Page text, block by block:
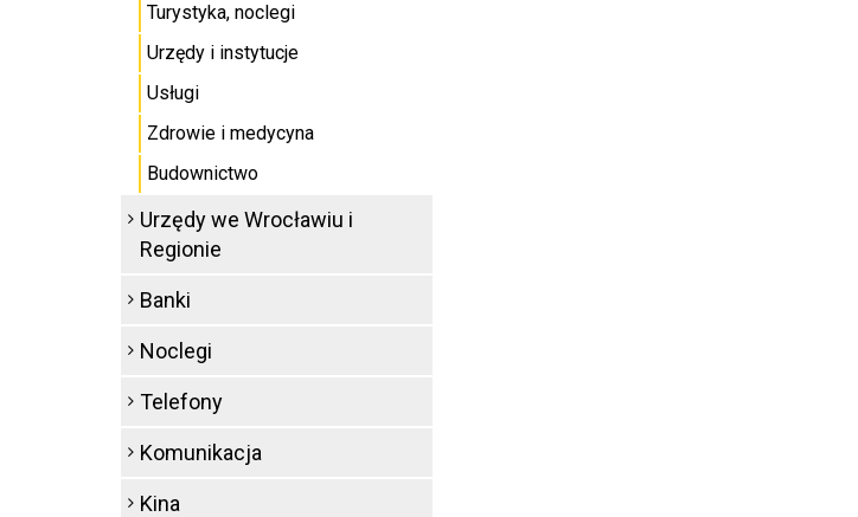
Turystyka, noclegi
Urzędy i instytucje
Usługi
Zdrowie i medycyna
Budownictwo
Urzędy we Wrocławiu i
Regionie
Banki
Noclegi
Telefony
Komunikacja
Kina